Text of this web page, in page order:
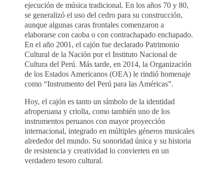
ejecución de música tradicional. En los años 70 y 80,
se generalizó el uso del cedro para su construcción,
aunque algunas caras frontales comenzaron a
elaborarse con caoba o con contrachapado enchapado.
En el año 2001, el cajón fue declarado Patrimonio
Cultural de la Nación por el Instituto Nacional de
Cultura del Perú. Más tarde, en 2014, la Organización
de los Estados Americanos (OEA) le rindió homenaje
como “Instrumento del Perú para las Américas”.
Hoy, el cajón es tanto un símbolo de la identidad
afroperuana y criolla, como también uno de los
instrumentos peruanos con mayor proyección
internacional, integrado en múltiples géneros musicales
alrededor del mundo. Su sonoridad única y su historia
de resistencia y creatividad lo convierten en un
verdadero tesoro cultural.